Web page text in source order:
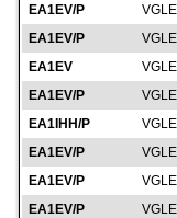
EA1EV/P
EA1EV/P
EA1EV
EA1EV/P
EA1IHH/P
EA1EV/P
EA1EV/P
EA1EV/P